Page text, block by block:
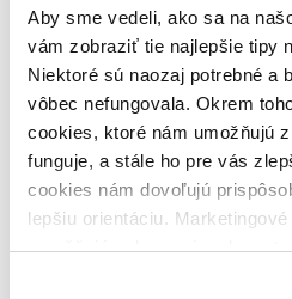
Aby sme vedeli, ako sa na
vám zobraziť tie najlepšie tipy
Niektoré sú naozaj potrebné a
vôbec nefungovala. Okrem
cookies, ktoré nám umožňujú
funguje, a stále ho pre vás
cookies nám dovoľujú
lepšiu orientáciu.
umožňujú zobrazenie
Zoradiť
Bestsellery
Top hodnotené
Novinky
Najdrahšie